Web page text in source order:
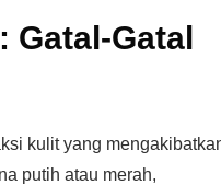
Gatal-Gatal
kulit yang
putih atau merah,